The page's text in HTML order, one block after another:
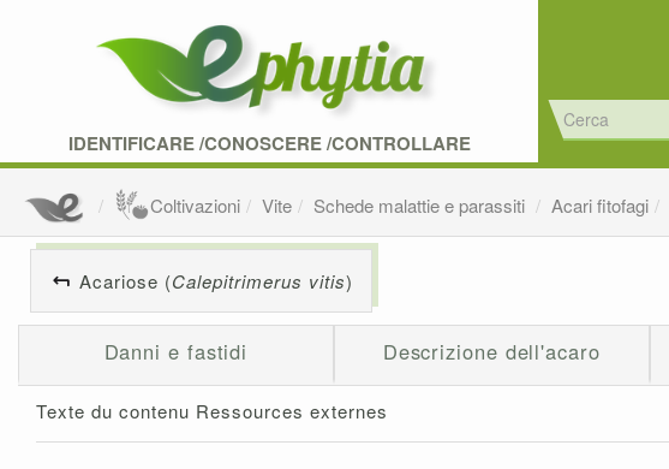
IDENTIFICARE /CONOSCERE /CONTROLLARE
Coltivazioni Vite Schede malattie e parassiti Acari fitofagi
Acariose (Calepitrimerus vitis)
Danni e fastidi Descrizione dell'acaro
Texte du contenu Ressources externes